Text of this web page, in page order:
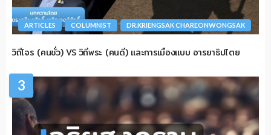
ARTICLES COLUMNIST DR.KRIENGSAK CHAREONWONGSAK
วิถีโจร (คนชั่ว) VS วิถีพระ (คนดี) และการเมืองแบบ อารยาธิปไตย
3